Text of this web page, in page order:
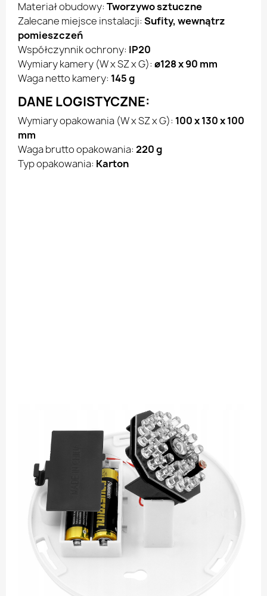
Materiał obudowy: Tworzywo sztuczne
Zalecane miejsce instalacji: Sufity, wewnątrz
pomieszczeń
Współczynnik ochrony: IP20
Wymiary kamery (W x SZ x G): ø128 x 90 mm
Waga netto kamery: 145 g
DANE LOGISTYCZNE:
Wymiary opakowania (W x SZ x G): 100 x 130 x 100
mm
Waga brutto opakowania: 220 g
Typ opakowania: Karton